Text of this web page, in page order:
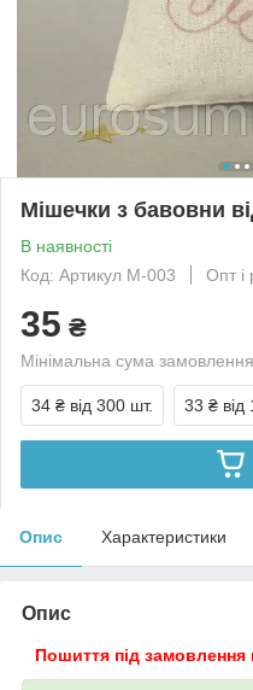
Мішечки з бавовни
В наявності
Код: Артикул M-003
Опт і
35 ₴
Мінімальна сума
34 ₴ від 300 шт. 33 ₴
Опис Характеристики
Опис
Пошиття під замовлення